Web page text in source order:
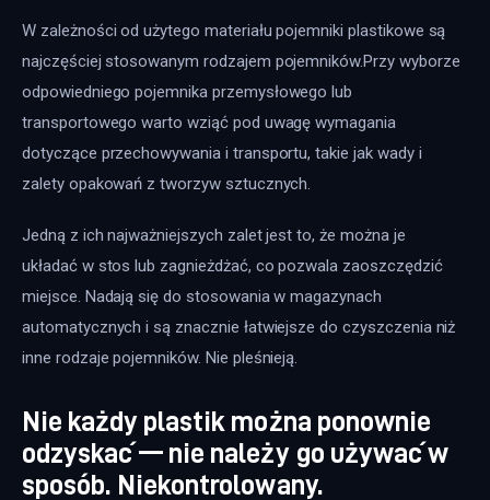
W zależności od użytego materiału pojemniki plastikowe są
najczęściej stosowanym rodzajem pojemników.Przy wyborze
odpowiedniego pojemnika przemysłowego lub
transportowego warto wziąć pod uwagę wymagania
dotyczące przechowywania i transportu, takie jak wady i
zalety opakowań z tworzyw sztucznych.
Jedną z ich najważniejszych zalet jest to, że można je
układać w stos lub zagnieżdżać, co pozwala zaoszczędzić
miejsce. Nadają się do stosowania w magazynach
automatycznych i są znacznie łatwiejsze do czyszczenia niż
inne rodzaje pojemników. Nie pleśnieją.
Nie każdy plastik można ponownie
odzyskać — nie należy go używać w
sposób. Niekontrolowany.